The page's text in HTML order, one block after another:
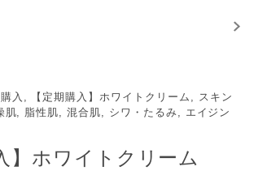
入, 【定期購入】ホワイトクリーム, スキン
肌, 脂性肌, 混合肌, シワ・たるみ, エイジン
】ホワイトクリーム